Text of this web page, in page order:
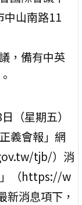
中山南路11
，備有中英
（星期五）
義會報」網
tjb/）消
」（https://w
消息項下，